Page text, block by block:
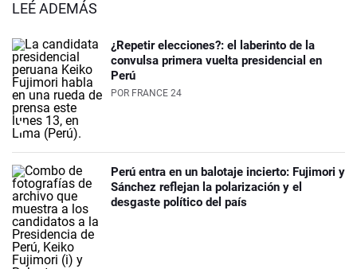
LEÉ ADEMÁS
¿Repetir elecciones?: el laberinto de la
convulsa primera vuelta presidencial en
Perú
POR FRANCE 24
Perú entra en un balotaje incierto: Fujimori y
Sánchez reflejan la polarización y el
desgaste político del país